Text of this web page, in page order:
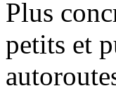
Plus
petits et